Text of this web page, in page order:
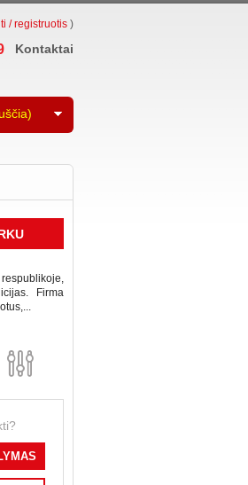
Kontaktai
/ registruotis )
Firma